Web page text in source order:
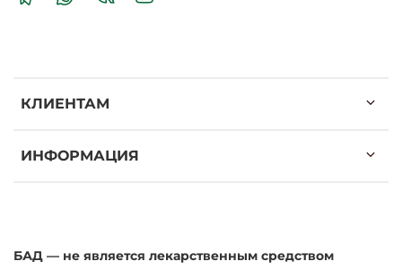
КЛИЕНТАМ
ИНФОРМАЦИЯ
БАД — не является лекарственным средством